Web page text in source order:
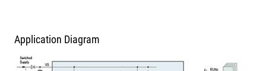
Application Diagram